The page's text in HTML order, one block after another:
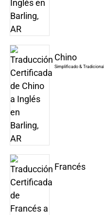
Chino
Simplificado & Tradicional
Francés